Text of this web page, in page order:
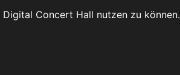
Concert Hall nutzen zu können.